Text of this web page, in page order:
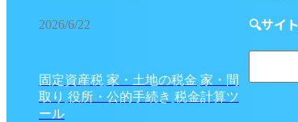
2026/6/22
固定資産税 家・土地の税金 家・間
取り 役所・公的手続き 税金計算ツ
ール
🔍サイ